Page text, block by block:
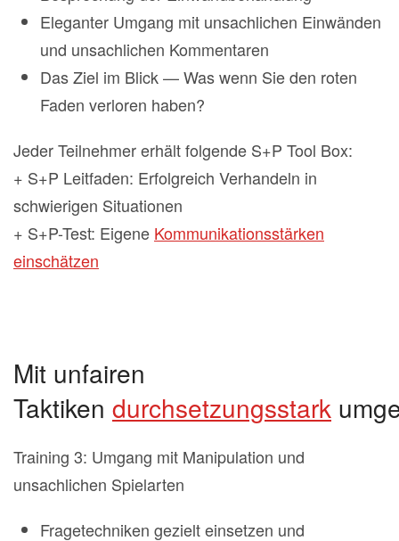
Eleganter Umgang mit unsachlichen Einwänden
und unsachlichen Kommentaren
Das Ziel im Blick — Was wenn Sie den roten
Faden verloren haben?
Jeder Teilnehmer erhält folgende S+P Tool Box:
+ S+P Leitfaden: Erfolgreich Verhandeln in
schwierigen Situationen
+ S+P-Test: Eigene Kommunikationsstärken
einschätzen
Mit unfairen
Taktiken durchsetzungsstark
Training 3: Umgang mit Manipulation und
unsachlichen Spielarten
Fragetechniken gezielt einsetzen und